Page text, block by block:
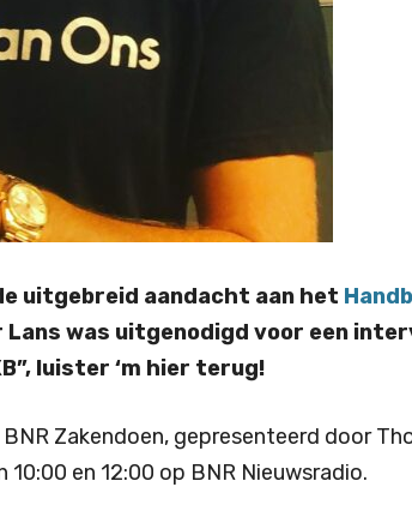
uitgebreid aandacht aan het
was uitgenodigd voor een
luister ‘m hier terug!
Zakendoen, gepresenteerd door
en 12:00 op BNR Nieuwsradio.